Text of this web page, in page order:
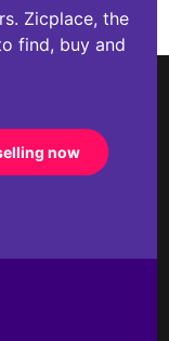
Zicplace, the
find, buy and
now